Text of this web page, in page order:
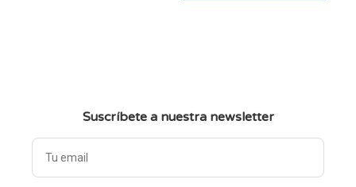
Suscríbete a nuestra newsletter